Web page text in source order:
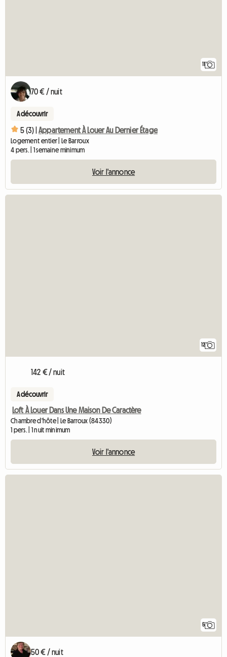
11
70 € / nuit
A découvrir
5 (3) | Appartement À Louer Au Dernier Étage
Logement entier | Le Barroux
4 pers. | 1 semaine minimum
Voir l'annonce
12
142 € / nuit
A découvrir
Loft À Louer Dans Une Maison De Caractère
Chambre d'hôte | Le Barroux (84330)
1 pers. | 1 nuit minimum
Voir l'annonce
5
50 € / nuit